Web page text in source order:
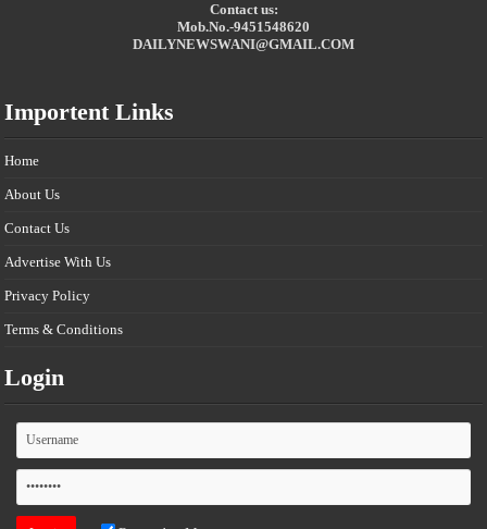
Contact us:
Mob.No.-9451548620
DAILYNEWSWANI@GMAIL.COM
Importent Links
Home
About Us
Contact Us
Advertise With Us
Privacy Policy
Terms & Conditions
Login